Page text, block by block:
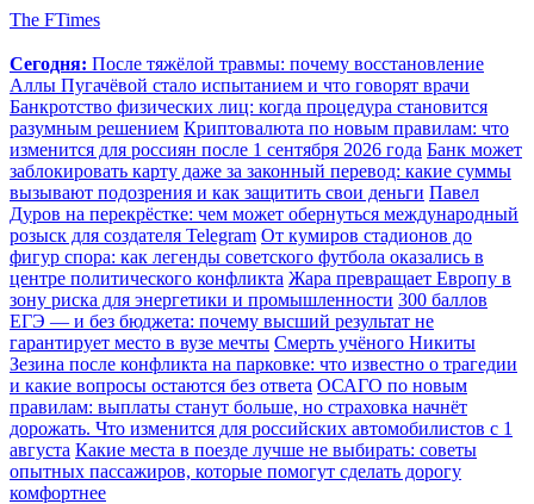
The FTimes
Сегодня: После тяжёлой травмы: почему восстановление
Аллы Пугачёвой стало испытанием и что говорят врачи
Банкротство физических лиц: когда процедура становится
разумным решением Криптовалюта по новым правилам: что
изменится для россиян после 1 сентября 2026 года Банк может
заблокировать карту даже за законный перевод: какие суммы
вызывают подозрения и как защитить свои деньги Павел
Дуров на перекрёстке: чем может обернуться международный
розыск для создателя Telegram От кумиров стадионов до
фигур спора: как легенды советского футбола оказались в
центре политического конфликта Жара превращает Европу в
зону риска для энергетики и промышленности 300 баллов
ЕГЭ — и без бюджета: почему высший результат не
гарантирует место в вузе мечты Смерть учёного Никиты
Зезина после конфликта на парковке: что известно о трагедии
и какие вопросы остаются без ответа ОСАГО по новым
правилам: выплаты станут больше, но страховка начнёт
дорожать. Что изменится для российских автомобилистов с 1
августа Какие места в поезде лучше не выбирать: советы
опытных пассажиров, которые помогут сделать дорогу
комфортнее